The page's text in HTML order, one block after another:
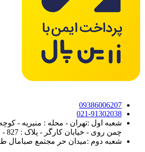
09386006207
021-91302038
شعبه اول :تهران - محله : منیریه -
چمن روی - خیابان کارگر - پلاک : 827 - طبقه : همکف
شعبه دوم :میدان حر مجتمع صبامال ط